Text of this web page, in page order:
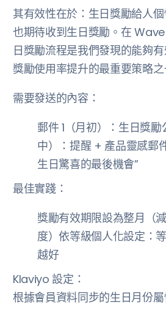
其有效性在於：生日獎勵給人
也期待收到生日獎勵。在
日獎勵流程是我們發現的能夠
獎勵使用率提升的最重要策略之
需要發送的內容：
郵件 1（月初）：生日獎
中）：提醒 + 產品靈感郵
生日驚喜的最後機會”
最佳實踐：
獎勵有效期限設為整月（
度）依等級個人化設定：
越好
Klaviyo 設定：
根據會員資料同步的生日月份屬